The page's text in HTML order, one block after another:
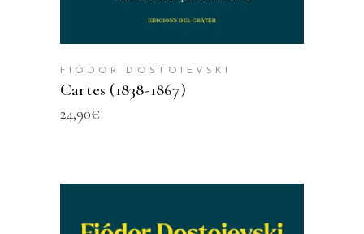
FIÓDOR DOSTOIEVSKI
Cartes (1838-1867)
24,90€